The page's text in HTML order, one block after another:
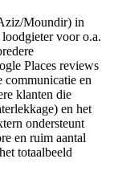
Moundir) in
voor o.a.
Places reviews
communicatie en
klanten die
en het
ondersteunt
en ruim aantal
totaalbeeld